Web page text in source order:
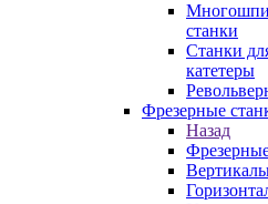
станки
Станки
катетеры
Фрезерные
Назад